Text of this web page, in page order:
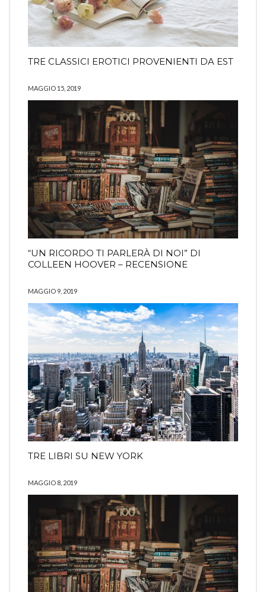
TRE CLASSICI EROTICI PROVENIENTI DA EST
MAGGIO 15, 2019
“UN RICORDO TI PARLERÀ DI NOI” DI
COLLEEN HOOVER – RECENSIONE
MAGGIO 9, 2019
TRE LIBRI SU NEW YORK
MAGGIO 8, 2019